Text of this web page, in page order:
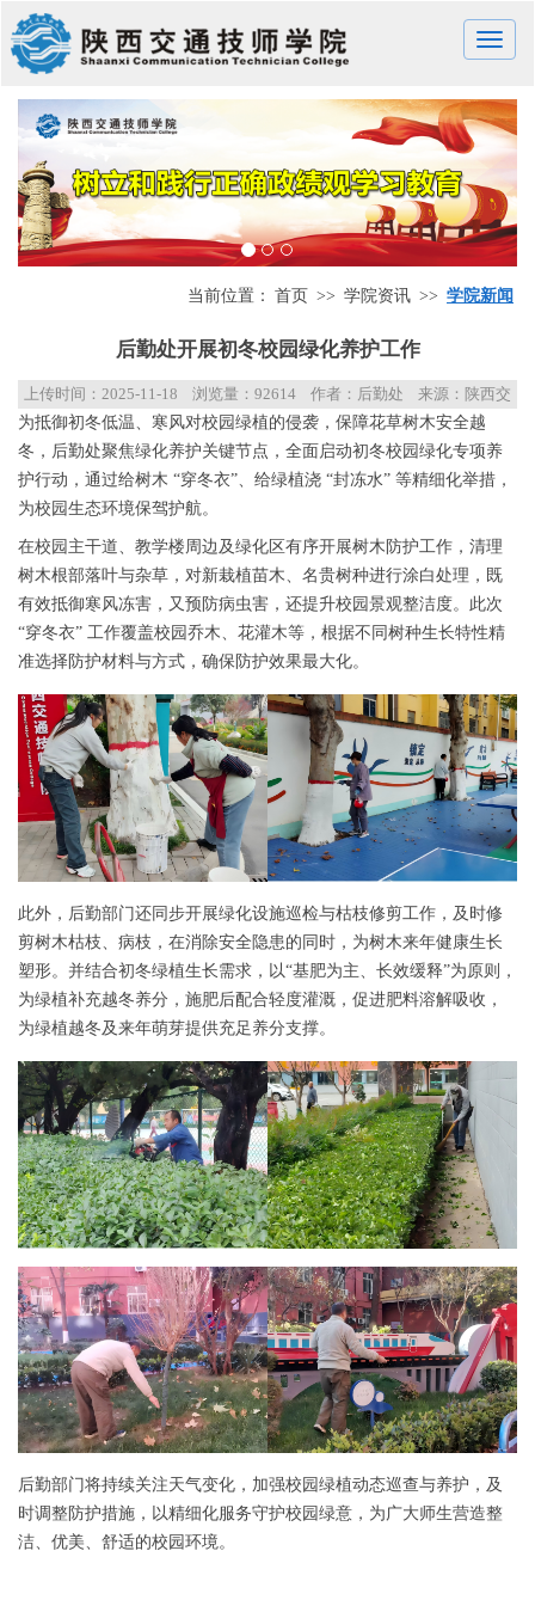
Toggle
当前位置： 首页 >> 学院资讯 >> 学院新闻
后勤处开展初冬校园绿化养护工作
上传时间： 2025-11-18 浏览量： 92614 作者：后勤处
来源：陕西交
通技师学院
为抵御初冬低温、寒风对校园绿植的侵袭，保障花草树木安全越
冬，后勤处聚焦绿化养护关键节点，全面启动初冬校园绿化专项养
护行动，通过给树木 “穿冬衣”、给绿植浇 “封冻水” 等精细化举措，
为校园生态环境保驾护航。
在校园主干道、教学楼周边及绿化区有序开展树木防护工作，清理
树木根部落叶与杂草，对新栽植苗木、名贵树种进行涂白处理，既
有效抵御寒风冻害，又预防病虫害，还提升校园景观整洁度。此次
“穿冬衣” 工作覆盖校园乔木、花灌木等，根据不同树种生长特性精
准选择防护材料与方式，确保防护效果最大化。
此外，后勤部门还同步开展绿化设施巡检与枯枝修剪工作，及时修
剪树木枯枝、病枝，在消除安全隐患的同时，为树木来年健康生长
塑形。并结合初冬绿植生长需求，以“基肥为主、长效缓释”为原则，
为绿植补充越冬养分，施肥后配合轻度灌溉，促进肥料溶解吸收，
为绿植越冬及来年萌芽提供充足养分支撑。
后勤部门将持续关注天气变化，加强校园绿植动态巡查与养护，及
时调整防护措施，以精细化服务守护校园绿意，为广大师生营造整
洁、优美、舒适的校园环境。